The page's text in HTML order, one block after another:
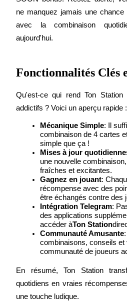
Analyse de mégadonnées, y
commerciales, etc.
Guide
Guide de démarrage des
Stratégies de trading
Apprenez à rester rentable
ne manquez jamais une
avec la combinaison
aujourd'hui.
Fonctionnalités Clés
Qu'est-ce qui rend Ton
addictifs ? Voici un aperçu rapide :
Mécanique Simple: Il
combinaison de 4 cartes
simple que ça !
Mises à jour
une nouvelle
fraîches et excitantes.
Gagnez en jouant:
récompense avec des
être échangés contre des
Intégration Telegram:
des applications
accéder àTon Station
Communauté Amusante
combinaisons, conseils
communauté de joueurs
En résumé, Ton Station
quotidiens en vraies
une touche ludique.